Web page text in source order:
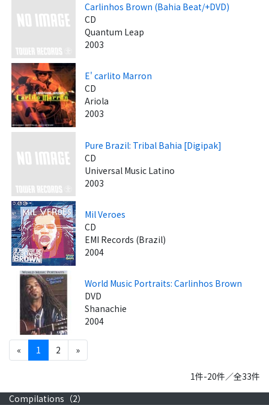
Carlinhos Brown (Bahia Beat/+DVD)
CD
Quantum Leap
2003
E' carlito Marron
CD
Ariola
2003
Pure Brazil: Tribal Bahia [Digipak]
CD
Universal Music Latino
2003
Mil Veroes
CD
EMI Records (Brazil)
2004
World Music Portraits: Carlinhos Brown
DVD
Shanachie
2004
« 1 2 »
1件-20件／全33件
Compilations（2）